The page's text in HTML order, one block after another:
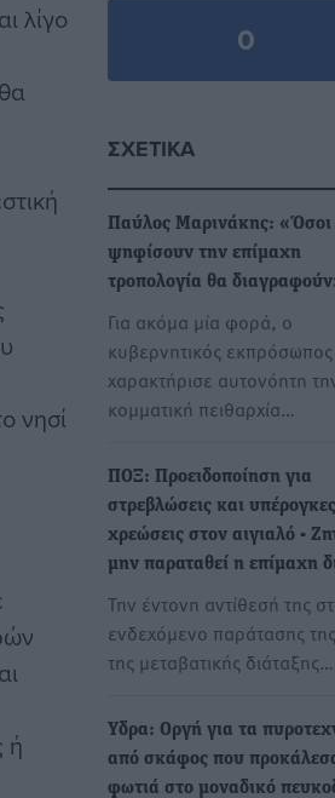
λίγο
νησί
ή
0
ΣΧΕΤΙΚΆ
Παύλος Μαρινάκης: «Όσοι
ψηφίσουν την επίμαχη
τροπολογία θα
Για ακόμα μία φορά, ο
κυβερνητικός εκπρόσωπος
χαρακτήρισε αυτονόητη
κομματική πειθαρχία…
ΠΟΞ: Προειδοποίηση για
στρεβλώσεις και υπέρογκες
χρεώσεις στον αιγιαλό -
μην παραταθεί η επίμαχη
Την έντονη αντίθεσή της
ενδεχόμενο παράτασης
της μεταβατικής διάταξης…
Υδρα: Οργή για τα
από σκάφος που
φωτιά στο μοναδικό